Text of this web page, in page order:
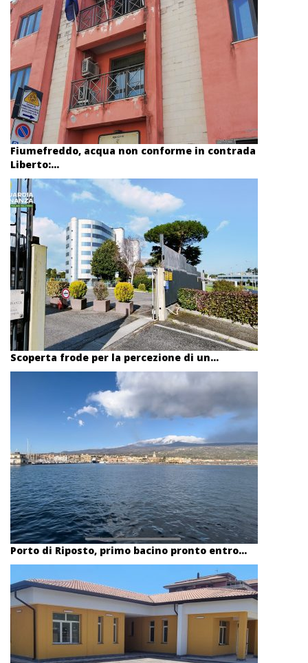
Fiumefreddo, acqua non conforme in contrada
Liberto:...
Scoperta frode per la percezione di un...
Porto di Riposto, primo bacino pronto entro...